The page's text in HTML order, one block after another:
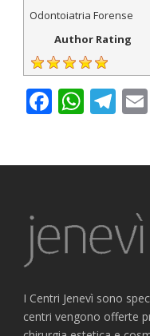
Odontoiatria Forense
Author Rating
I Centri Jenevì sono
centri vengono offerte